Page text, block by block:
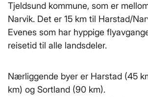
Tjeldsund kommune, som er
Narvik. Det er 15 km til Harstad/
Evenes som har hyppige
reisetid til alle landsdeler.
Nærliggende byer er Harstad (45
km) og Sortland (90 km).